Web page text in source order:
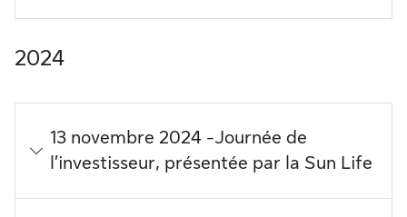
2024
13 novembre 2024 -Journée de
l’investisseur, présentée par la Sun Life